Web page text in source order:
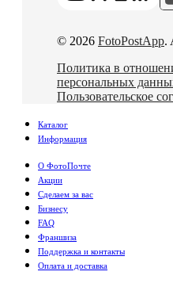
© 2026 FotoPostApp.
Политика в
персональных
Пользовательское
Каталог
Информация
О ФотоПочте
Акции
Сделаем за вас
Бизнесу
FAQ
Франшиза
Поддержка и контакты
Оплата и доставка